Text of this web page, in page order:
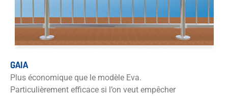
GAIA
Plus économique que le modèle Eva.
Particulièrement efficace si l’on veut empêcher